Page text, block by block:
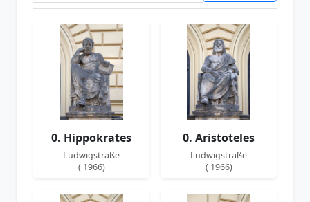
0. Hippokrates
Ludwigstraße
( 1966)
0. Aristoteles
Ludwigstraße
( 1966)